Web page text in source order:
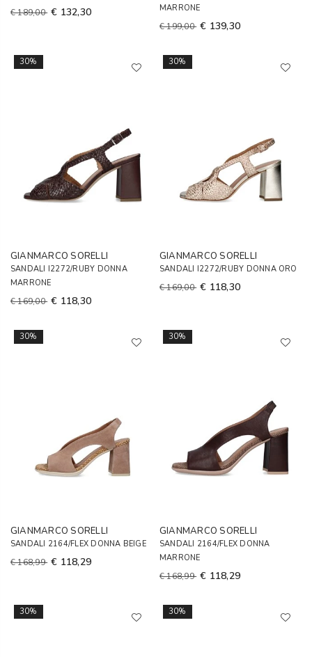
€ 189,00 € 132,30
MARRONE
€ 199,00 € 139,30
30%
GIANMARCO SORELLI
SANDALI I2272/RUBY DONNA
MARRONE
€ 169,00 € 118,30
30%
GIANMARCO SORELLI
SANDALI I2272/RUBY DONNA ORO
€ 169,00 € 118,30
30%
GIANMARCO SORELLI
SANDALI 2164/FLEX DONNA BEIGE
€ 168,99 € 118,29
30%
GIANMARCO SORELLI
SANDALI 2164/FLEX DONNA
MARRONE
€ 168,99 € 118,29
30% 30%